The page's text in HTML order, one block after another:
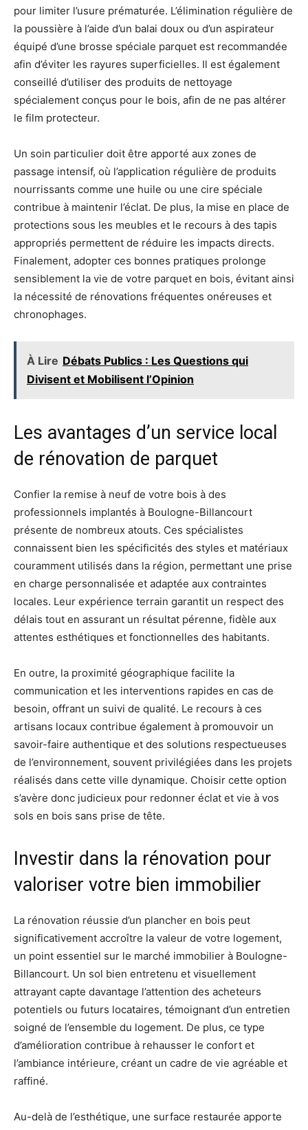
pour limiter l’usure prématurée. L’élimination régulière de
la poussière à l’aide d’un balai doux ou d’un aspirateur
équipé d’une brosse spéciale parquet est recommandée
afin d’éviter les rayures superficielles. Il est également
conseillé d’utiliser des produits de nettoyage
spécialement conçus pour le bois, afin de ne pas altérer
le film protecteur.
Un soin particulier doit être apporté aux zones de
passage intensif, où l’application régulière de produits
nourrissants comme une huile ou une cire spéciale
contribue à maintenir l’éclat. De plus, la mise en place de
protections sous les meubles et le recours à des tapis
appropriés permettent de réduire les impacts directs.
Finalement, adopter ces bonnes pratiques prolonge
sensiblement la vie de votre parquet en bois, évitant ainsi
la nécessité de rénovations fréquentes onéreuses et
chronophages.
À Lire Débats Publics : Les Questions qui
Divisent et Mobilisent l’Opinion
Les avantages d’un service local
de rénovation de parquet
Confier la remise à neuf de votre bois à des
professionnels implantés à Boulogne-Billancourt
présente de nombreux atouts. Ces spécialistes
connaissent bien les spécificités des styles et matériaux
couramment utilisés dans la région, permettant une prise
en charge personnalisée et adaptée aux contraintes
locales. Leur expérience terrain garantit un respect des
délais tout en assurant un résultat pérenne, fidèle aux
attentes esthétiques et fonctionnelles des habitants.
En outre, la proximité géographique facilite la
communication et les interventions rapides en cas de
besoin, offrant un suivi de qualité. Le recours à ces
artisans locaux contribue également à promouvoir un
savoir-faire authentique et des solutions respectueuses
de l’environnement, souvent privilégiées dans les projets
réalisés dans cette ville dynamique. Choisir cette option
s’avère donc judicieux pour redonner éclat et vie à vos
sols en bois sans prise de tête.
Investir dans la rénovation pour
valoriser votre bien immobilier
La rénovation réussie d’un plancher en bois peut
significativement accroître la valeur de votre logement,
un point essentiel sur le marché immobilier à Boulogne-
Billancourt. Un sol bien entretenu et visuellement
attrayant capte davantage l’attention des acheteurs
potentiels ou futurs locataires, témoignant d’un entretien
soigné de l’ensemble du logement. De plus, ce type
d’amélioration contribue à rehausser le confort et
l’ambiance intérieure, créant un cadre de vie agréable et
raffiné.
Au-delà de l’esthétique, une surface restaurée apporte